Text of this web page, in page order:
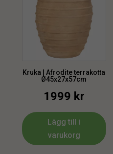
Kruka | Afrodite terrakotta
Ø45x27x57cm
1999 kr
Lägg till i
varukorg